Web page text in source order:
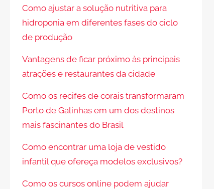
Como ajustar a solução nutritiva para
hidroponia em diferentes fases do ciclo
de produção
Vantagens de ficar próximo às principais
atrações e restaurantes da cidade
Como os recifes de corais transformaram
Porto de Galinhas em um dos destinos
mais fascinantes do Brasil
Como encontrar uma loja de vestido
infantil que ofereça modelos exclusivos?
Como os cursos online podem ajudar